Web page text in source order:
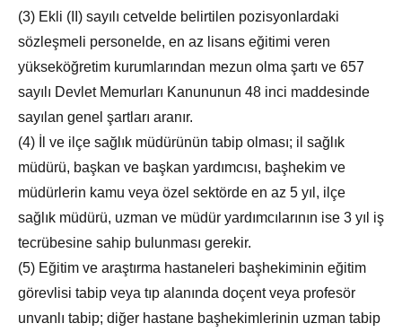
(3) Ekli (II) sayılı cetvelde belirtilen pozisyonlardaki
sözleşmeli personelde, en az lisans eğitimi veren
yükseköğretim kurumlarından mezun olma şartı ve 657
sayılı Devlet Memurları Kanununun 48 inci maddesinde
sayılan genel şartları aranır.
(4) İl ve ilçe sağlık müdürünün tabip olması; il sağlık
müdürü, başkan ve başkan yardımcısı, başhekim ve
müdürlerin kamu veya özel sektörde en az 5 yıl, ilçe
sağlık müdürü, uzman ve müdür yardımcılarının ise 3 yıl iş
tecrübesine sahip bulunması gerekir.
(5) Eğitim ve araştırma hastaneleri başhekiminin eğitim
görevlisi tabip veya tıp alanında doçent veya profesör
unvanlı tabip; diğer hastane başhekimlerinin uzman tabip